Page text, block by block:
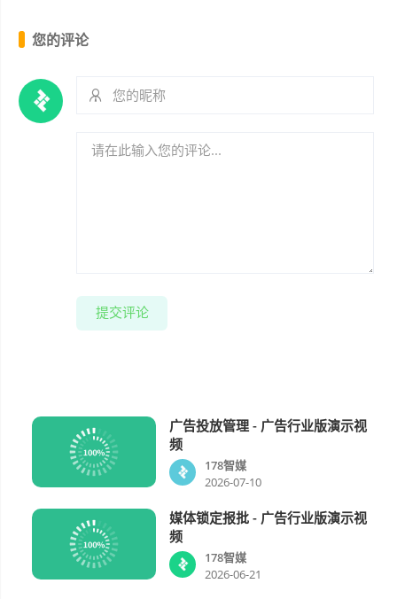
您的评论
提交评论
00:51
广告投放管理 - 广告行业版演示视
频
178智媒
2026-07-10
01:08
媒体锁定报批 - 广告行业版演示视
频
178智媒
2026-06-21